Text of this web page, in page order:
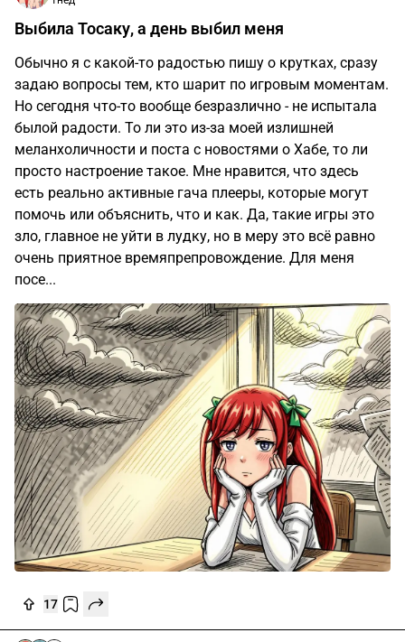
Выбила Тосаку, а день выбил меня
Обычно я с какой-то радостью пишу о крутках, сразу
задаю вопросы тем, кто шарит по игровым моментам.
Но сегодня что-то вообще безразлично - не испытала
былой радости. То ли это из-за моей излишней
меланхоличности и поста с новостями о Хабе, то ли
просто настроение такое. Мне нравится, что здесь
есть реально активные гача плееры, которые могут
помочь или объяснить, что и как. Да, такие игры это
зло, главное не уйти в лудку, но в меру это всё равно
очень приятное времяпрепровождение. Для меня
посе...
17